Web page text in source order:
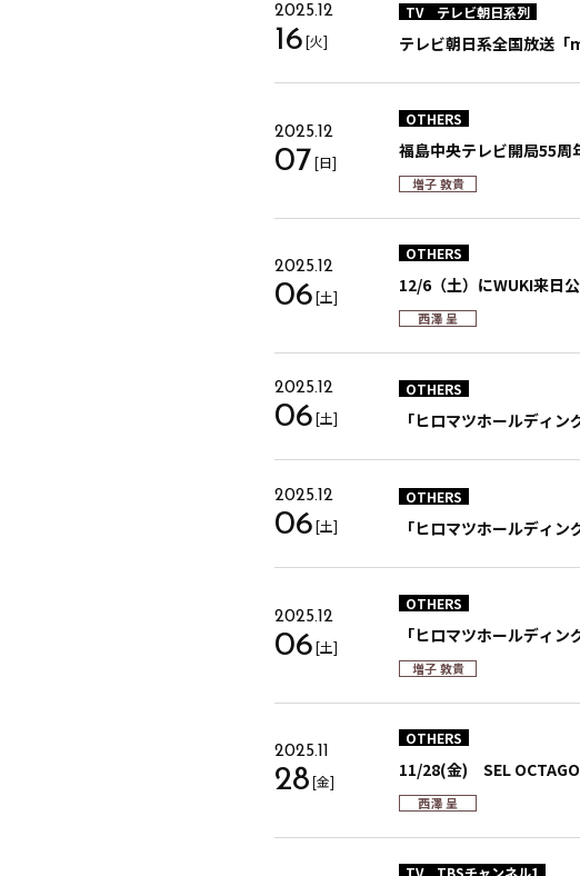
2025.12
16[火]
TV テレビ朝日系列
テレビ朝日系全国放送「
2025.12
07[日]
OTHERS
福島中央テレビ開局55周
増子 敦貴
2025.12
06[土]
OTHERS
12/6（土）にWUKI来日
西澤 呈
2025.12
06[土]
OTHERS
「ヒロマツホールディ
2025.12
06[土]
OTHERS
「ヒロマツホールディ
2025.12
06[土]
OTHERS
「ヒロマツホールディ
増子 敦貴
2025.11
28[金]
OTHERS
11/28(金) SEL
西澤 呈
TV TBSチャンネル1